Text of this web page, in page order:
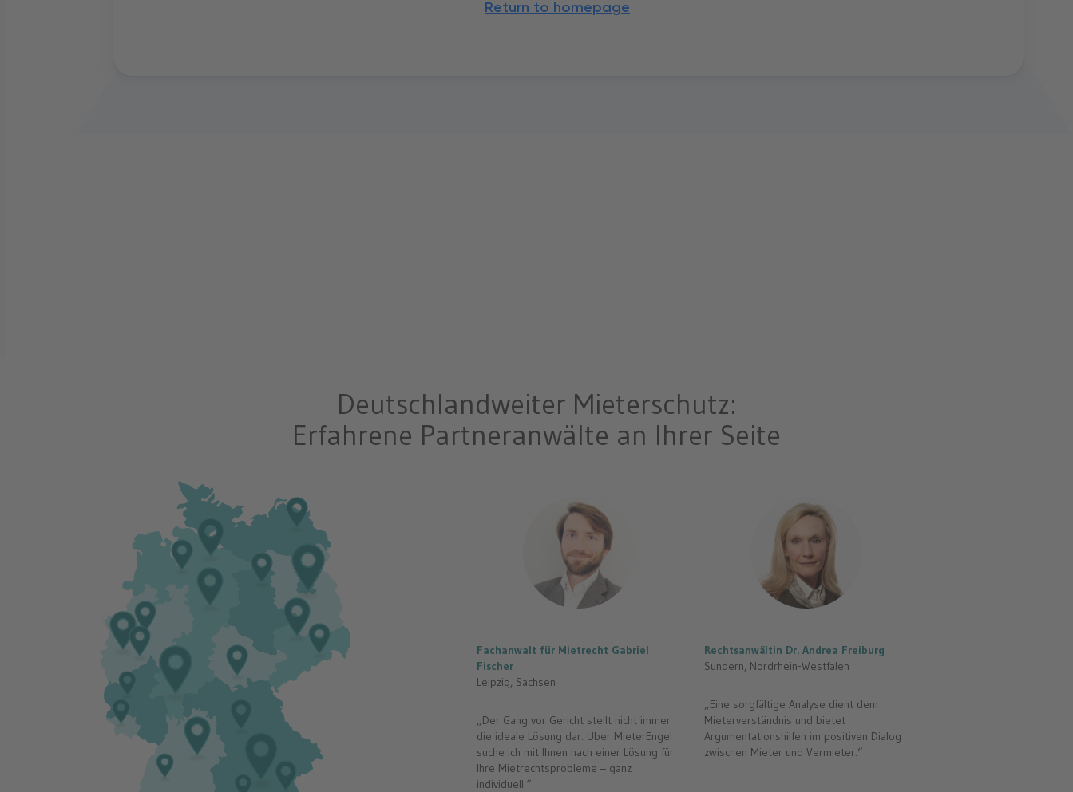
Deutschlandweiter Mieterschutz:
Erfahrene Partneranwälte an Ihrer Seite
Fachanwälte C. Bach & M. Lutz
„Seit über 20 Jahren helfen wir Mietern,
ihre Rechte gegenüber ihrem Vermieter
durchzusetzen. Über MieterEngel können
Sie schnell unseren Rechtsrat einholen.“
Rechtsanwalt Steffan Schwerin
Jena, Thüringen
„Ich verstehe mich als Dienstleister –
getreu dem Motto: Recht haben – Recht
durchsetzen – Recht bekommen.
Zusammen finden wir einen Lösungsweg.“
Fachanwalt für Mietrecht Gabriel
Fischer
Leipzig, Sachsen
„Der Gang vor Gericht stellt nicht immer
die ideale Lösung dar. Über MieterEngel
suche ich mit Ihnen nach einer Lösung für
Ihre Mietrechtsprobleme – ganz
individuell.“
Rechtsanwältin Dr. Andrea Freiburg
Sundern, Nordrhein-Westfalen
„Eine sorgfältige Analyse dient dem
Mieterverständnis und bietet
Argumentationshilfen im positiven Dialog
zwischen Mieter und Vermieter.“